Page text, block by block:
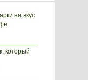
на вкус
который